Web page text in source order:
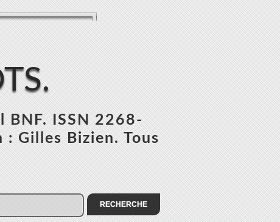
BNF. ISSN 2268-
Gilles Bizien. Tous